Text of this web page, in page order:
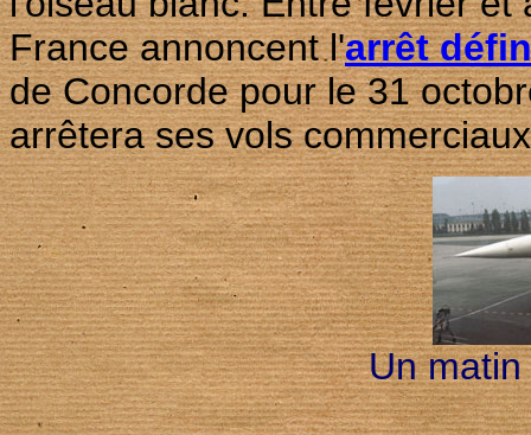
France annoncent l'arrêt
de Concorde pour le 31
arrêtera ses vols
Un